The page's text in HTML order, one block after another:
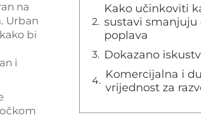
na
Urban
bi
i
Kako učinkoviti
sustavi smanjuju
poplava
Dokazano
Komercijalna i
vrijednost za